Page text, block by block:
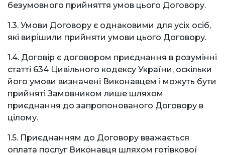
безумовного прийняття умов цього Договору.
1.3. Умови Договору є однаковими для усіх осіб,
які вирішили прийняти умови цього Договору.
1.4. Договір є договором приєднання в розумінні
статті 634 Цивільного кодексу України, оскільки
його умови визначені Виконавцем і можуть бути
прийняті Замовником лише шляхом
приєднання до запропонованого Договору в
цілому.
1.5. Приєднанням до Договору вважається
оплата послуг Виконавця шляхом готівкової